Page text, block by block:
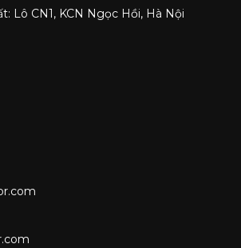
Lô CN1, KCN Ngọc Hồi, Hà Nội